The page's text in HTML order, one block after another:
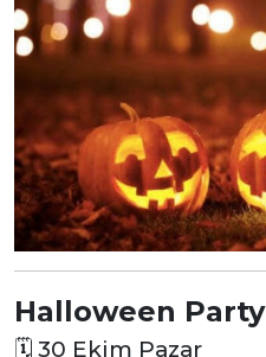
Halloween Party
🗓 30 Ekim Pazar